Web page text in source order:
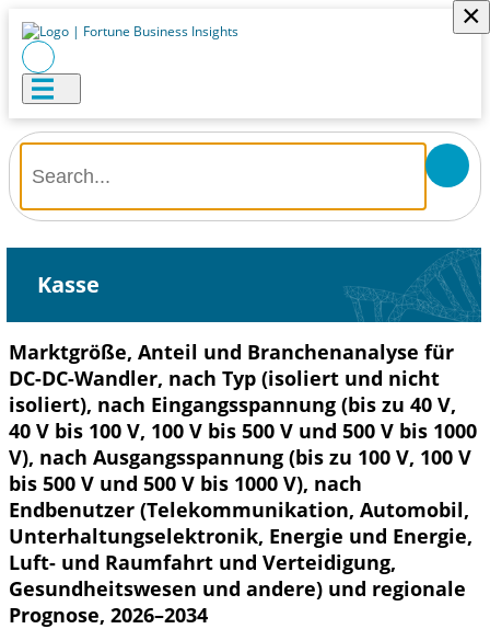
×
Kasse
Marktgröße, Anteil und Branchenanalyse für
DC-DC-Wandler, nach Typ (isoliert und nicht
isoliert), nach Eingangsspannung (bis zu 40 V,
40 V bis 100 V, 100 V bis 500 V und 500 V bis 1000
V), nach Ausgangsspannung (bis zu 100 V, 100 V
bis 500 V und 500 V bis 1000 V), nach
Endbenutzer (Telekommunikation, Automobil,
Unterhaltungselektronik, Energie und Energie,
Luft- und Raumfahrt und Verteidigung,
Gesundheitswesen und andere) und regionale
Prognose, 2026–2034